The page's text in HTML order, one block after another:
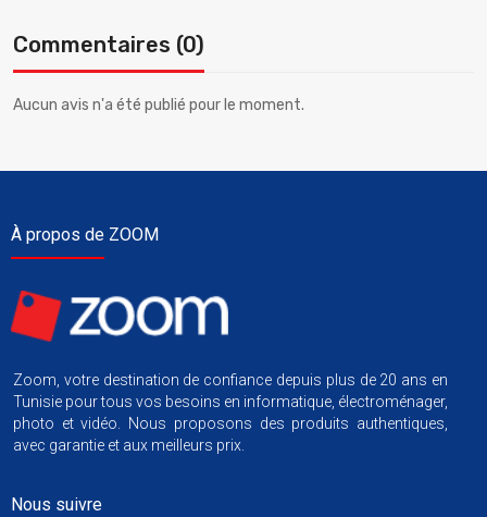
Commentaires (0)
Aucun avis n'a été publié pour le moment.
À propos de ZOOM
Zoom, votre destination de confiance depuis plus de 20 ans en
Tunisie pour tous vos besoins en informatique, électroménager,
photo et vidéo. Nous proposons des produits authentiques,
avec garantie et aux meilleurs prix.
Nous suivre